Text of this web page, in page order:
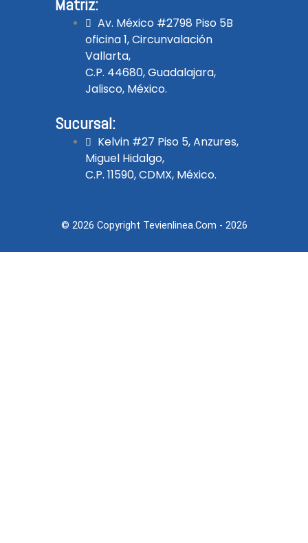
Matriz:
Av. México #2798 Piso 5B
oficina 1, Circunvalación
Vallarta,
C.P. 44680, Guadalajara,
Jalisco, México.
Sucursal:
Kelvin #27 Piso 5, Anzures,
Miguel Hidalgo,
C.P. 11590, CDMX, México.
© 2026 Copyright Tevienlinea.com - 2026